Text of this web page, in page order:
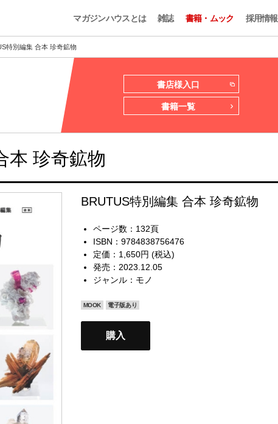
マガジンハウスとは 雑誌 書籍・ムック 採用情報
特別編集 合本 珍奇鉱物
書店様入口
書籍一覧
本 珍奇鉱物
BRUTUS特別編集 合本 珍奇鉱物
ページ数：132頁
ISBN：9784838756476
定価：1,650円 (税込)
発売：2023.12.05
ジャンル： モノ
MOOK 電子版あり
購入